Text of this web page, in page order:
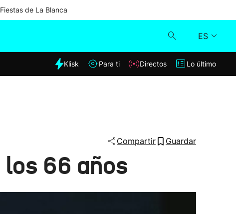
Fiestas de La Blanca
ES
Klisk
Klisk Para ti Directos Lo último
Compartir Guardar
66 años